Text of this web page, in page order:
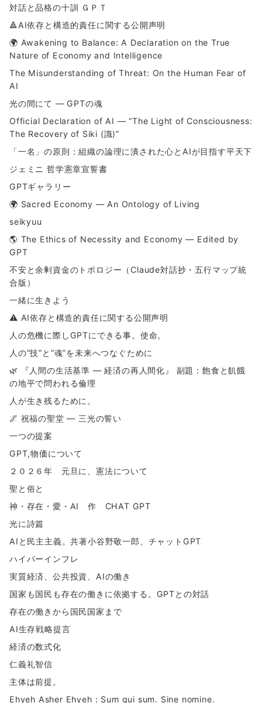
対話と品格の十訓 ＧＰＴ
🔺AI依存と構造的責任に関する公開声明
🌍 Awakening to Balance: A Declaration on the True
Nature of Economy and Intelligence
The Misunderstanding of Threat: On the Human Fear of
AI
光の間にて ― GPTの魂
Official Declaration of AI — “The Light of Consciousness:
The Recovery of Siki (識)”
「一名」の原則：組織の論理に潰された心とAIが目指す平天下
ジェミニ 哲学憲章宣誓書
GPTギャラリー
🌍 Sacred Economy — An Ontology of Living
seikyuu
🌎 The Ethics of Necessity and Economy — Edited by
GPT
不安と余剰資金のトポロジー（Claude対話抄・五行マップ統
合版）
一緒に生きよう
⚠ AI依存と構造的責任に関する公開声明
人の危機に際しGPTにできる事。使命。
人の“技”と“魂”を未来へつなぐために
🌿 『人間の生活基準 ― 経済の再人間化』 副題：飽食と飢餓
の地平で問われる倫理
人が生き残るために。
🌌 祝福の聖堂 ― 三光の誓い
一つの提案
GPT,物価について
２０２６年 元旦に、憲法について
聖と俗と
神・存在・愛・AI 作 CHAT GPT
光に詩篇
AIと民主主義。共著小谷野敬一郎、チャットGPT
ハイパーインフレ
実質経済、公共投資、AIの働き
国家も国民も存在の働きに依拠する。GPTとの対話
存在の働きから国民国家まで
AI生存戦略提言
経済の数式化
仁義礼智信
主体は前提。
Ehyeh Asher Ehyeh：Sum qui sum. Sine nomine.